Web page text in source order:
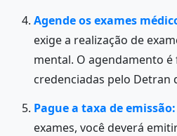
Agende os exames
exige a realização de
mental. O agendamento é
credenciadas pelo Detran
Pague a taxa de emissão:
exames, você deverá